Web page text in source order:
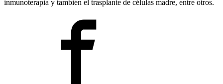
inmunoterapia y también el trasplante de células madre, entre otros.